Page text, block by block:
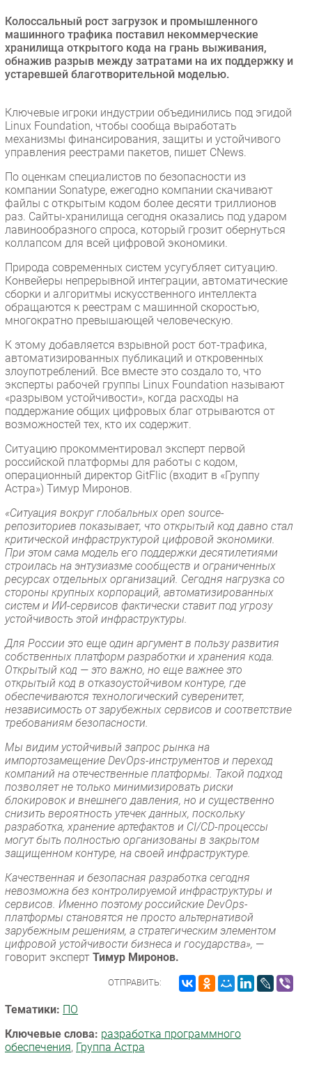
Безопасность
Инновации
CIO/Управление ИТ
Гаджеты
РАЗДЕЛЫ
Аналитика
Интервью
Мероприятия
Проекты
IT класс
Тестовый стенд
Каталог компаний
Колоссальный рост загрузок и промышленного
машинного трафика поставил некоммерческие
хранилища открытого кода на грань выживания,
обнажив разрыв между затратами на их поддержку и
устаревшей благотворительной моделью.
Ключевые игроки индустрии объединились под эгидой
Linux Foundation, чтобы сообща выработать
механизмы финансирования, защиты и устойчивого
управления реестрами пакетов, пишет CNews.
По оценкам специалистов по безопасности из
компании Sonatype, ежегодно компании скачивают
файлы с открытым кодом более десяти триллионов
раз. Сайты-хранилища сегодня оказались под ударом
лавинообразного спроса, который грозит обернуться
коллапсом для всей цифровой экономики.
Природа современных систем усугубляет ситуацию.
Конвейеры непрерывной интеграции, автоматические
сборки и алгоритмы искусственного интеллекта
обращаются к реестрам с машинной скоростью,
многократно превышающей человеческую.
К этому добавляется взрывной рост бот-трафика,
автоматизированных публикаций и откровенных
злоупотреблений. Все вместе это создало то, что
эксперты рабочей группы Linux Foundation называют
«разрывом устойчивости», когда расходы на
поддержание общих цифровых благ отрываются от
возможностей тех, кто их содержит.
Ситуацию прокомментировал эксперт первой
российской платформы для работы с кодом,
операционный директор GitFlic (входит в «Группу
Астра») Тимур Миронов.
«Ситуация вокруг глобальных open source-
репозиториев показывает, что открытый код давно стал
критической инфраструктурой цифровой экономики.
При этом сама модель его поддержки десятилетиями
строилась на энтузиазме сообществ и ограниченных
ресурсах отдельных организаций. Сегодня нагрузка со
стороны крупных корпораций, автоматизированных
систем и ИИ-сервисов фактически ставит под угрозу
устойчивость этой инфраструктуры.
Для России это еще один аргумент в пользу развития
собственных платформ разработки и хранения кода.
Открытый код — это важно, но еще важнее это
открытый код в отказоустойчивом контуре, где
обеспечиваются технологический суверенитет,
независимость от зарубежных сервисов и соответствие
требованиям безопасности.
Мы видим устойчивый запрос рынка на
импортозамещение DevOps-инструментов и переход
компаний на отечественные платформы. Такой подход
позволяет не только минимизировать риски
блокировок и внешнего давления, но и существенно
снизить вероятность утечек данных, поскольку
разработка, хранение артефактов и CI/CD-процессы
могут быть полностью организованы в закрытом
защищенном контуре, на своей инфраструктуре.
Качественная и безопасная разработка сегодня
невозможна без контролируемой инфраструктуры и
сервисов. Именно поэтому российские DevOps-
платформы становятся не просто альтернативой
зарубежным решениям, а стратегическим элементом
цифровой устойчивости бизнеса и государства», —
говорит эксперт Тимур Миронов.
ОТПРАВИТЬ:
Тематики: ПО
Ключевые слова: разработка программного
обеспечения, Группа Астра